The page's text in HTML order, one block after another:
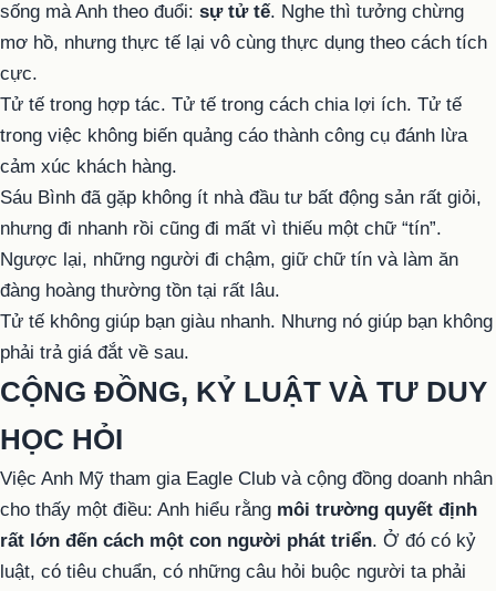
sống mà Anh theo đuổi: sự tử tế. Nghe thì tưởng chừng
mơ hồ, nhưng thực tế lại vô cùng thực dụng theo cách tích
cực.
Tử tế trong hợp tác. Tử tế trong cách chia lợi ích. Tử tế
trong việc không biến quảng cáo thành công cụ đánh lừa
cảm xúc khách hàng.
Sáu Bình đã gặp không ít nhà đầu tư bất động sản rất giỏi,
nhưng đi nhanh rồi cũng đi mất vì thiếu một chữ “tín”.
Ngược lại, những người đi chậm, giữ chữ tín và làm ăn
đàng hoàng thường tồn tại rất lâu.
Tử tế không giúp bạn giàu nhanh. Nhưng nó giúp bạn không
phải trả giá đắt về sau.
CỘNG ĐỒNG, KỶ LUẬT VÀ TƯ DUY
HỌC HỎI
Việc Anh Mỹ tham gia Eagle Club và cộng đồng doanh nhân
cho thấy một điều: Anh hiểu rằng môi trường quyết định
rất lớn đến cách một con người phát triển. Ở đó có kỷ
luật, có tiêu chuẩn, có những câu hỏi buộc người ta phải